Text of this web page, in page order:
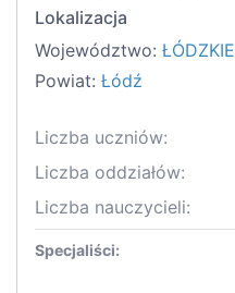
Lokalizacja
Województwo: ŁÓDZKIE
Powiat: Łódź
Liczba uczniów:
Liczba oddziałów:
Liczba nauczycieli:
Specjaliści: